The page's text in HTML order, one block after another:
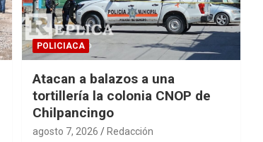
POLICIACA
Atacan a balazos a una
tortillería la colonia CNOP de
Chilpancingo
agosto 7, 2026 Redacción